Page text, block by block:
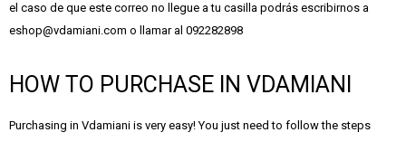
el caso de que este correo no llegue a tu casilla podrás escribirnos a
eshop@vdamiani.com o llamar al 092282898
HOW TO PURCHASE IN VDAMIANI
Purchasing in Vdamiani is very easy! You just need to follow the steps